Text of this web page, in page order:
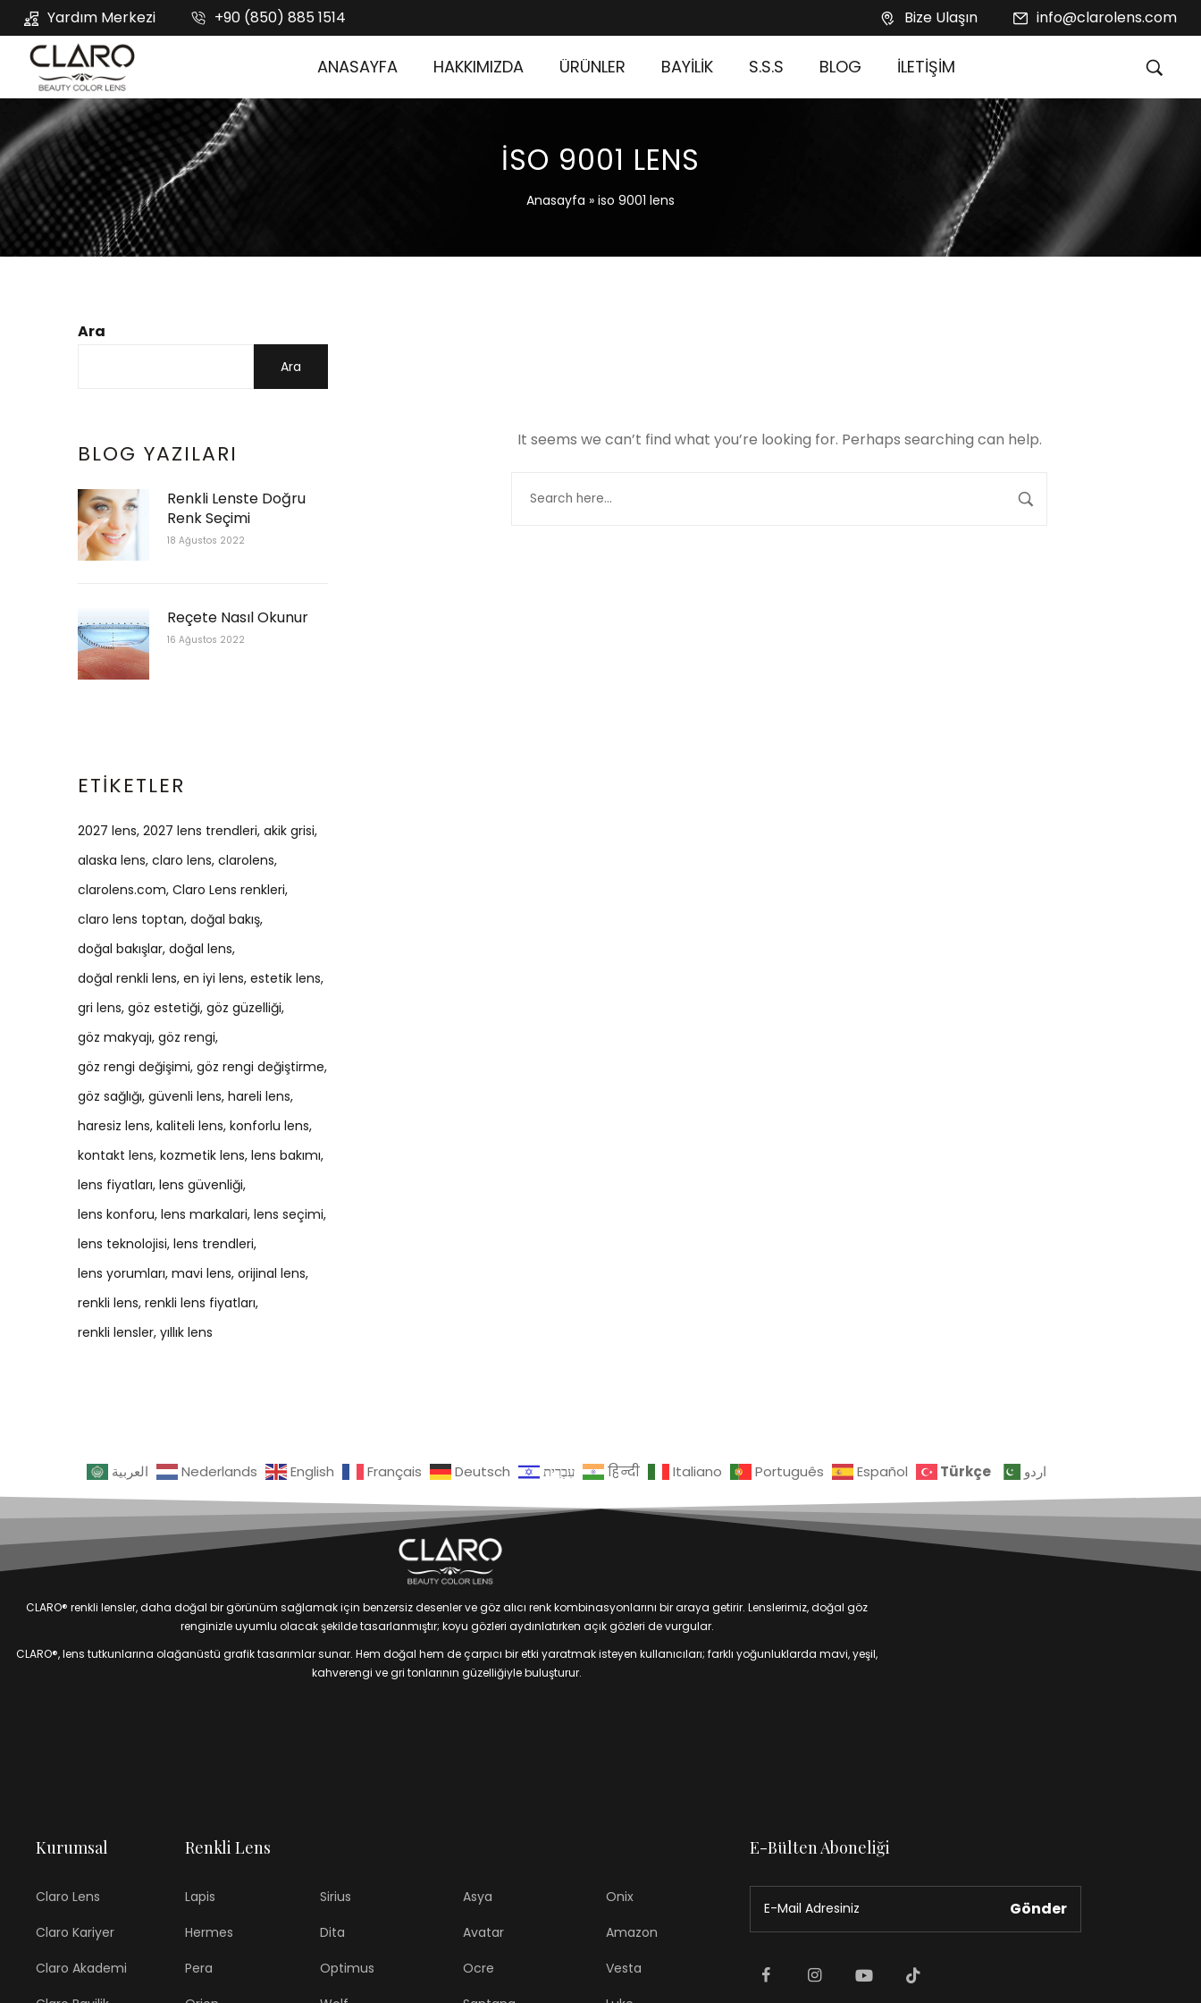
Yardım Merkezi +90 (850) 885 1514 Bize Ulaşın info@clarolens.com
ANASAYFA HAKKIMIZDA ÜRÜNLER BAYİLİK S.S.S BLOG İLETİŞİM
ISO 9001 LENS
Anasayfa » iso 9001 lens
Ara
Ara
BLOG YAZILARI
Renkli Lenste Doğru
Renk Seçimi
18 Ağustos 2022
Reçete Nasıl Okunur
16 Ağustos 2022
ETIKETLER
2027 lens 2027 lens trendleri akik grisi
alaska lens claro lens clarolens
clarolens.com Claro Lens renkleri
claro lens toptan doğal bakış
doğal bakışlar doğal lens
doğal renkli lens en iyi lens estetik lens
gri lens göz estetiği göz güzelliği
göz makyajı göz rengi
göz rengi değişimi göz rengi değiştirme
göz sağlığı güvenli lens hareli lens
haresiz lens kaliteli lens konforlu lens
kontakt lens kozmetik lens lens bakımı
lens fiyatları lens güvenliği
lens konforu lens markalari lens seçimi
lens teknolojisi lens trendleri
lens yorumları mavi lens orijinal lens
renkli lens renkli lens fiyatları
renkli lensler yıllık lens
It seems we can’t find what you’re looking for. Perhaps searching can help.
العربية Nederlands English Français Deutsch עִבְרִית हिन्दी Italiano Português Español Türkçe اردو
CLARO® renkli lensler, daha doğal bir görünüm sağlamak için benzersiz desenler ve göz alıcı renk kombinasyonlarını bir araya getirir. Lenslerimiz, doğal göz
renginizle uyumlu olacak şekilde tasarlanmıştır; koyu gözleri aydınlatırken açık gözleri de vurgular.
CLARO®, lens tutkunlarına olağanüstü grafik tasarımlar sunar. Hem doğal hem de çarpıcı bir etki yaratmak isteyen kullanıcıları; farklı yoğunluklarda mavi, yeşil,
kahverengi ve gri tonlarının güzelliğiyle buluşturur.
Kurumsal
Claro Lens
Claro Kariyer
Claro Akademi
Renkli Lens
Lapis
Hermes
Pera
Sirius
Dita
Optimus
Asya
Avatar
Ocre
Onix
Amazon
Vesta
E-Bülten Aboneliği
Gönder